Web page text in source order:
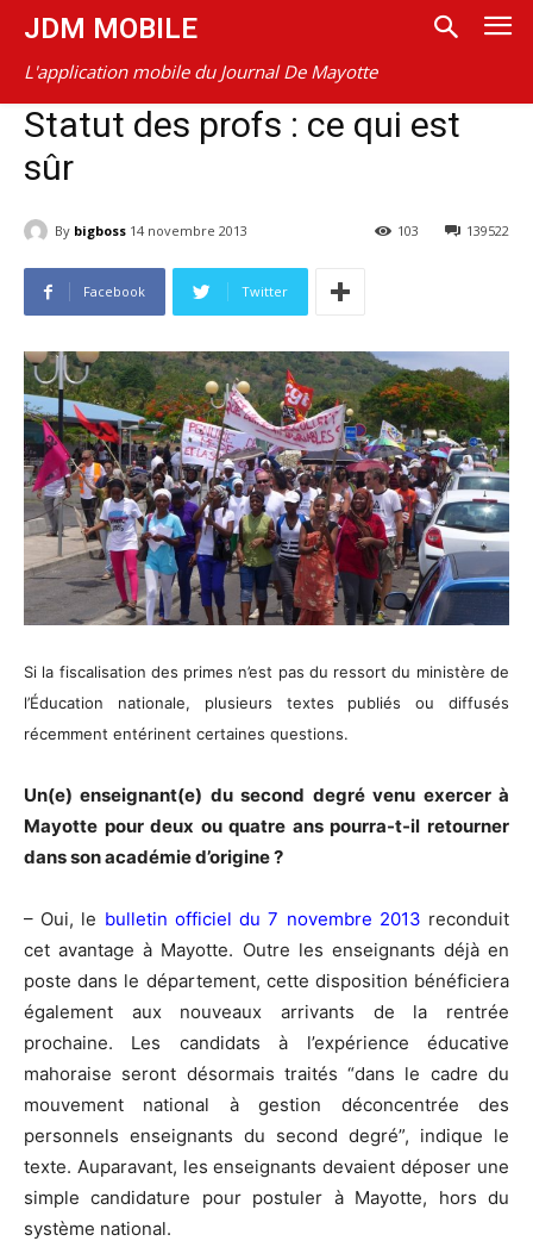
JDM MOBILE
L'application mobile du Journal De Mayotte
Statut des profs : ce qui est
sûr
By bigboss 14 novembre 2013 139522
103
Facebook Twitter
Si la fiscalisation des primes n’est pas du ressort du ministère de
l’Éducation nationale, plusieurs textes publiés ou diffusés
récemment entérinent certaines questions.
Un(e) enseignant(e) du second degré venu exercer à
Mayotte pour deux ou quatre ans pourra-t-il retourner
dans son académie d’origine ?
– Oui, le bulletin officiel du 7 novembre 2013 reconduit
cet avantage à Mayotte. Outre les enseignants déjà en
poste dans le département, cette disposition bénéficiera
également aux nouveaux arrivants de la rentrée
prochaine. Les candidats à l’expérience éducative
mahoraise seront désormais traités “dans le cadre du
mouvement national à gestion déconcentrée des
personnels enseignants du second degré”, indique le
texte. Auparavant, les enseignants devaient déposer une
simple candidature pour postuler à Mayotte, hors du
système national.